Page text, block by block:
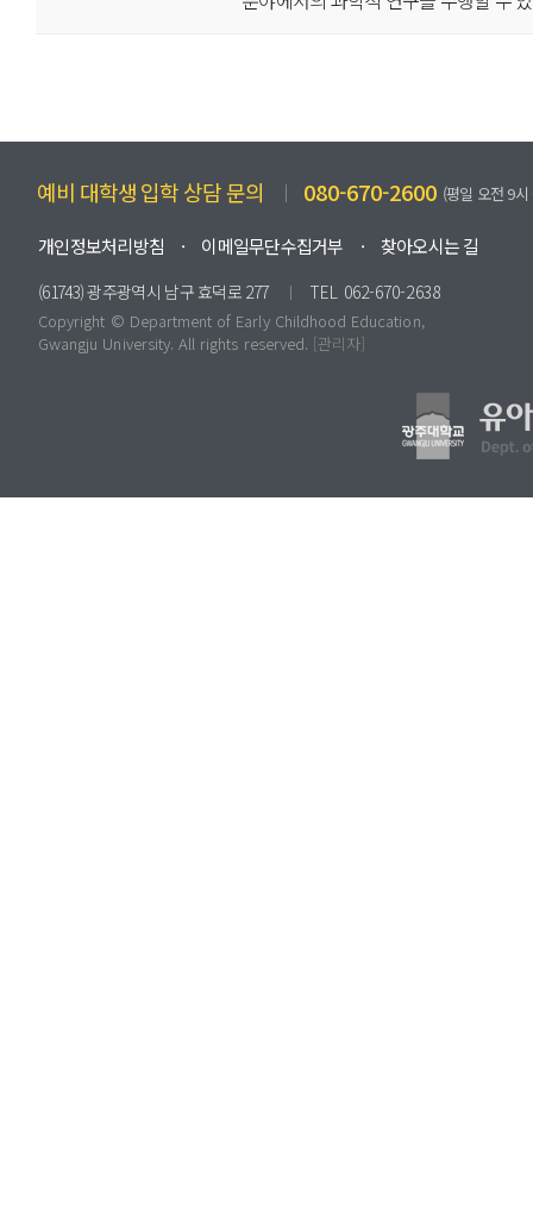
예비 대학생 입학 상담 문의 080-670-2600 (평일 오전 9
개인정보처리방침 이메일무단수집거부 찾아오시는 길
(61743) 광주광역시 남구 효덕로 277 TEL 062-670-2638
Copyright © Department of Early Childhood Education,
Gwangju University. All rights reserved. [관리자]